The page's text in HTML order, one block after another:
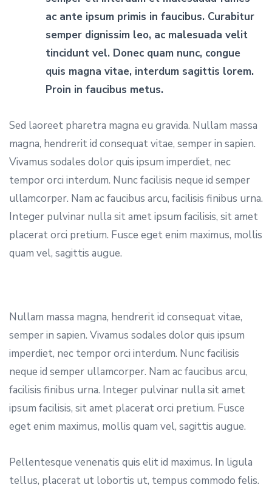
ac ante ipsum primis in faucibus. Curabitur
semper dignissim leo, ac malesuada velit
tincidunt vel. Donec quam nunc, congue
quis magna vitae, interdum sagittis lorem.
Proin in faucibus metus.
Sed laoreet pharetra magna eu gravida. Nullam massa
magna, hendrerit id consequat vitae, semper in sapien.
Vivamus sodales dolor quis ipsum imperdiet, nec
tempor orci interdum. Nunc facilisis neque id semper
ullamcorper. Nam ac faucibus arcu, facilisis finibus urna.
Integer pulvinar nulla sit amet ipsum facilisis, sit amet
placerat orci pretium. Fusce eget enim maximus, mollis
quam vel, sagittis augue.
Nullam massa magna, hendrerit id consequat vitae,
semper in sapien. Vivamus sodales dolor quis ipsum
imperdiet, nec tempor orci interdum. Nunc facilisis
neque id semper ullamcorper. Nam ac faucibus arcu,
facilisis finibus urna. Integer pulvinar nulla sit amet
ipsum facilisis, sit amet placerat orci pretium. Fusce
eget enim maximus, mollis quam vel, sagittis augue.
Pellentesque venenatis quis elit id maximus. In ligula
tellus, placerat ut lobortis ut, tempus commodo felis.